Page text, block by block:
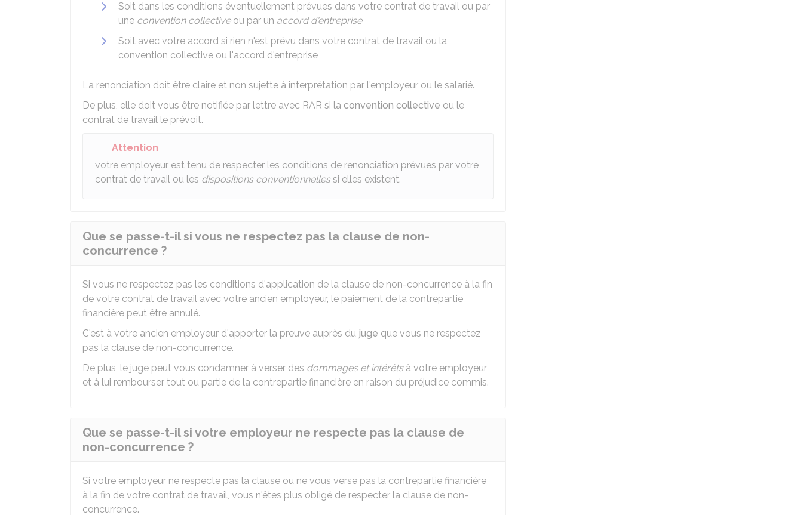
Soit dans les conditions éventuellement prévues dans votre contrat de travail ou par
une convention collectiveou par un accord d'entreprise
Soit avec votre accord si rien n'est prévu dans votre contrat de travail ou la
convention collective ou l'accord d'entreprise
La renonciation doit être claire et non sujette à interprétation par l'employeur ou le salarié.
De plus, elle doit vous être notifiée par lettre avec RAR si la convention collective ou le
contrat de travail le prévoit.
Attention
votre employeur est tenu de respecter les conditions de renonciation prévues par votre
contrat de travail ou les dispositions conventionnellessi elles existent.
Que se passe-t-il si vous ne respectez pas la clause de non-
concurrence ?
Si vous ne respectez pas les conditions d'application de la clause de non-concurrence à la fin
de votre contrat de travail avec votre ancien employeur, le paiement de la contrepartie
financière peut être annulé.
C'est à votre ancien employeur d'apporter la preuve auprès du juge que vous ne respectez
pas la clause de non-concurrence.
De plus, le juge peut vous condamner à verser des dommages et intérêtsà votre employeur
et à lui rembourser tout ou partie de la contrepartie financière en raison du préjudice commis.
Que se passe-t-il si votre employeur ne respecte pas la clause de
non-concurrence ?
Si votre employeur ne respecte pas la clause ou ne vous verse pas la contrepartie financière
à la fin de votre contrat de travail, vous n'êtes plus obligé de respecter la clause de non-
concurrence.